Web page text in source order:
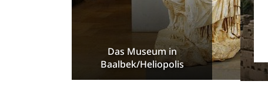
Das Museum in
Baalbek/Heliopolis